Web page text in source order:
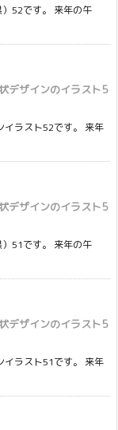
52です。 来年の午
デザインのイラスト5
イラスト52です。 来年
デザインのイラスト5
51です。 来年の午
デザインのイラスト5
イラスト51です。 来年